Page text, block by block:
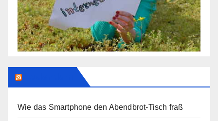
Wie das Smartphone den Abendbrot-Tisch fraß